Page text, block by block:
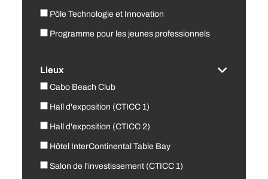
Lieux
Cabo Beach Club
Hall d'exposition (CTICC 1)
Hall d'exposition (CTICC 2)
Hôtel InterContinental Table Bay
Salon de l'investissement (CTICC 1)
Pôle Technologie et Innovation
Programme pour les jeunes professionnels